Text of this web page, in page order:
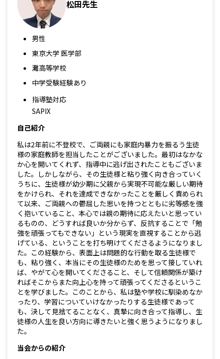
松田先生
男性
東京大学 医学部
灘高等学校
中学受験経験あり
指導塾対応
SAPIX
自己紹介
私は2年前に不登校で、ご両親にも家庭内暴力を振るう生徒
様の家庭教師を担当したことがございました。最初はなかな
か心を開いてくれず、指導中に逃げ出されたこともございま
した。しかしながら、その生徒様と粘り強く向き合っていく
うちに、生徒様が幼少期に父親から実現不可能な厳しい期待
をかけられ、それを達成できなかったことを厳しく責められ
て以来、ご両親への鬱屈した思いを持つとともに劣等感を強
く抱いていること、本心では親の期待に応えたいと思ってい
るものの、どうすれば良いか分からず、反抗することで「勉
強を頑張ってもできない」という現実を直視することから逃
げている、ということを打ち明けてくださるようになりまし
た。この経験から、表面上は問題的な行動を取る生徒様で
も、粘り強く、本当にその生徒様のためを思って接していれ
ば、やがて心を開いてくださること、そして信頼関係が築け
ればそこからまた向上心を持って頑張ってくださるというこ
とを学びました。このことから、私は塾や学校に馴染めなか
ったり、学習についていけなかったりする生徒様であって
も、決して見捨てることなく、真摯に向き合って指導し、生
徒様の人生を良い方向に導きたいと強く思うようになりまし
た。
当会からの紹介